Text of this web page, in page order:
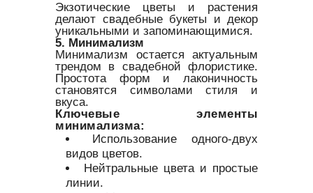
Экзотические цветы и растения
делают свадебные букеты и декор
уникальными и запоминающимися.
5. Минимализм
Минимализм остается актуальным
трендом в свадебной флористике.
Простота форм и лаконичность
становятся символами стиля и
вкуса.
Ключевые элементы
минимализма:
Использование одного-двух
видов цветов.
Нейтральные цвета и простые
линии.